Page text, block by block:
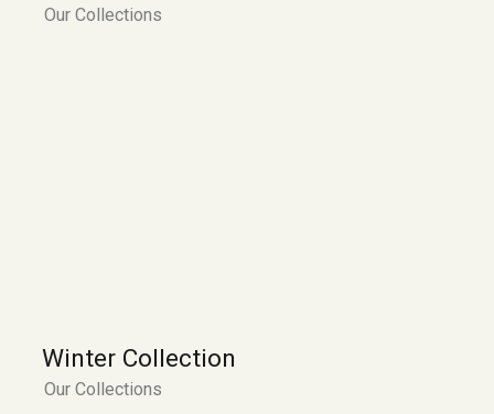
Our Collections
Winter Collection
Our Collections